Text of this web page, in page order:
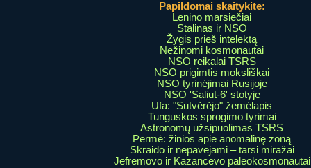
Papildomai skaitykite:
Lenino marsiečiai
Stalinas ir NSO
Žygis prieš intelektą
Nežinomi kosmonautai
NSO reikalai TSRS
NSO prigimtis moksliškai
NSO tyrinėjimai Rusijoje
NSO 'Saliut-6' stotyje
Ufa: "Sutvėrėjo" žemėlapis
Tunguskos sprogimo tyrimai
Astronomų užsipuolimas TSRS
Permė: žinios apie anomalinę zoną
Skraido ir nepavejami – tarsi miražai
Jefremovo ir Kazancevo paleokosmonautai